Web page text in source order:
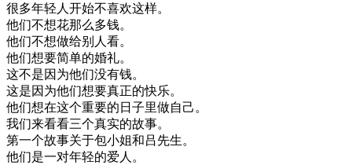
很多年轻人开始不喜欢这样。
他们不想花那么多钱。
他们不想做给别人看。
他们想要简单的婚礼。
这不是因为他们没有钱。
这是因为他们想要真正的快乐。
他们想在这个重要的 日子里做自己。
我们来看看三个真实的故事。
第一个故事关于包小姐和吕先生。
他们是一对年轻的爱人。